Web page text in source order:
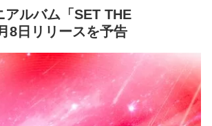
ルバム「SET THE
8日リリースを予告